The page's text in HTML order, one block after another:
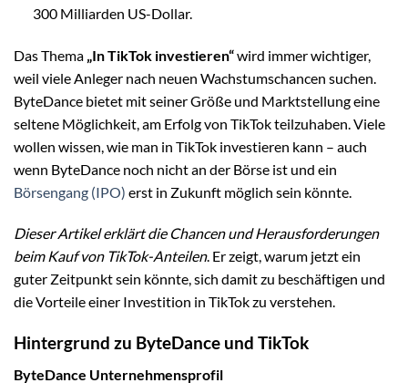
300 Milliarden US-Dollar.
Das Thema „In TikTok investieren“wird immer wichtiger,
weil viele Anleger nach neuen Wachstumschancen suchen.
ByteDance bietet mit seiner Größe und Marktstellung eine
seltene Möglichkeit, am Erfolg von TikTok teilzuhaben. Viele
wollen wissen, wie man in TikTok investieren kann – auch
wenn ByteDance noch nicht an der Börse ist und ein
Börsengang (IPO) erst in Zukunft möglich sein könnte.
Dieser Artikel erklärt die Chancen und Herausforderungen
beim Kauf von TikTok-Anteilen. Er zeigt, warum jetzt ein
guter Zeitpunkt sein könnte, sich damit zu beschäftigen und
die Vorteile einer Investition in TikTok zu verstehen.
Hintergrund zu ByteDance und TikTok
ByteDance Unternehmensprofil